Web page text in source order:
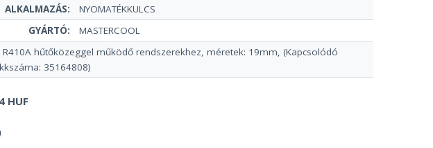
ALKALMAZÁS:
NYOMATÉKKULCS
GYÁRTÓ:
MASTERCOOL
hűtőközeggel működő rendszerekhez, méretek: 19mm, (Kapcsolódó
35164808)
HUF